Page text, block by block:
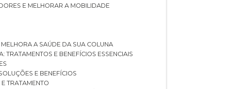
E MELHORAR A MOBILIDADE
MELHORA A SAÚDE DA SUA COLUNA
TRATAMENTOS E BENEFÍCIOS ESSENCIAIS
E BENEFÍCIOS
E TRATAMENTO